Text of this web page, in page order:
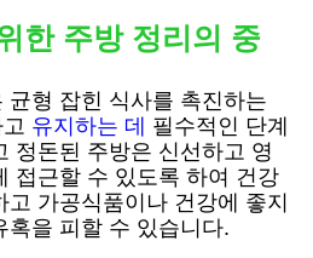
한 주방 정리의 중
균형 잡힌 식사를 촉진하는
유지하는 데
필수적인 단계
정돈된 주방은 신선하고 영
접근할 수 있도록 하여 건강
가공식품이나 건강에 좋지
혹을 피할 수 있습니다.